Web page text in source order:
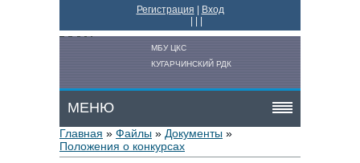
Регистрация
Вход
МБУ ЦКС
КУГАРЧИНСКИЙ РДК
МЕНЮ
Главная » Файлы » Документы »
Положения о конкурсах